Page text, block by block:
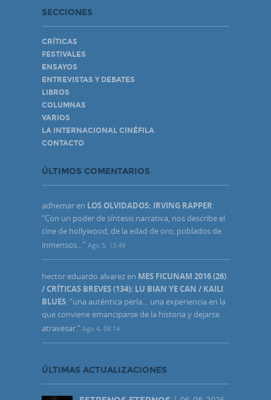
SECCIONES
CRÍTICAS
FESTIVALES
ENSAYOS
ENTREVISTAS Y DEBATES
LIBROS
COLUMNAS
VARIOS
LA INTERNACIONAL CINÉFILA
CONTACTO
ÚLTIMOS COMENTARIOS
adhemar en LOS OLVIDADOS: IRVING RAPPER:
“Con un poder de síntesis narrativa, nos describe el
cine de hollywood, de la edad de oro, poblados de
inmensos…” Ago 5, 13:49
hector eduardo alvarez en MES FICUNAM 2016 (26)
/ CRÍTICAS BREVES (134): LU BIAN YE CAN / KAILI
BLUES: “una auténtica perla… una experiencia en la
que conviene emanciparse de la historia y dejarse
atravesar.” Ago 4, 08:14
ÚLTIMAS ACTUALIZACIONES